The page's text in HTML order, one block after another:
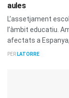
aules
L’assetjament
l’àmbit educatiu.
afectats a
PER LATORRE